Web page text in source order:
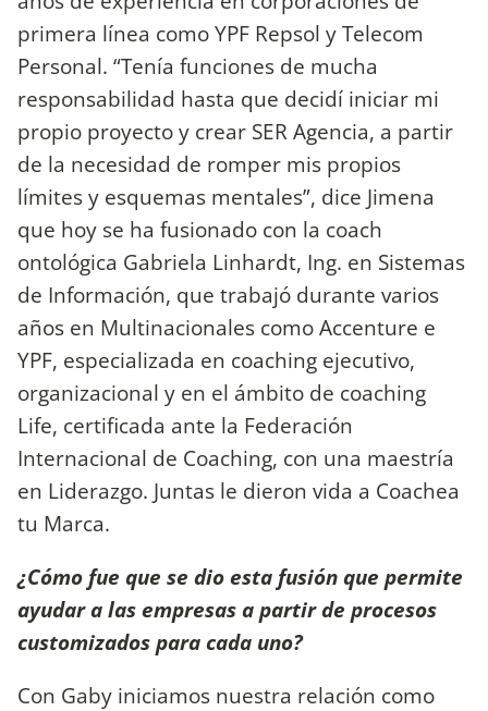
primera línea como YPF Repsol y Telecom
Personal. “Tenía funciones de mucha
responsabilidad hasta que decidí iniciar mi
propio proyecto y crear SER Agencia, a partir
de la necesidad de romper mis propios
límites y esquemas mentales”, dice Jimena
que hoy se ha fusionado con la coach
ontológica Gabriela Linhardt, Ing. en Sistemas
de Información, que trabajó durante varios
años en Multinacionales como Accenture e
YPF, especializada en coaching ejecutivo,
organizacional y en el ámbito de coaching
Life, certificada ante la Federación
Internacional de Coaching, con una maestría
en Liderazgo. Juntas le dieron vida a Coachea
tu Marca.
¿Cómo fue que se dio esta fusión que permite
ayudar a las empresas a partir de procesos
customizados para cada uno?
Con Gaby iniciamos nuestra relación como